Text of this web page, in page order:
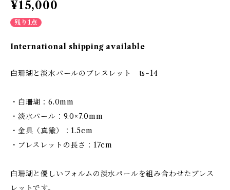
¥15,000
残り1点
International shipping available
白珊瑚と淡水パールのブレスレット ts−14
・白珊瑚：6.0mm
・淡水パール：9.0×7.0mm
・金具（真鍮）：1.5cm
・ブレスレットの長さ：17cm
白珊瑚と優しいフォルムの淡水パールを組み合わせたブレス
レットです。